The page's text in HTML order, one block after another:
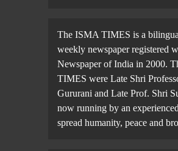
The ISMA TIMES is a
weekly newspaper registered
Newspaper of India in 2000.
TIMES were Late Shri
Gururani and Late Prof. Shri
now running by an
spread humanity, peace and